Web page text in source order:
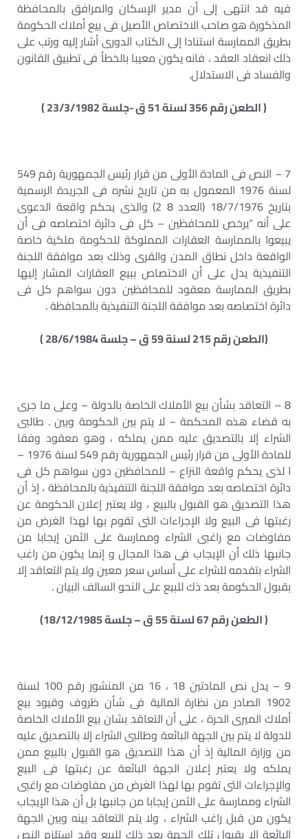
فيه قد انتهى إلى أن مدير الإسكان والمرافق بالمحافظة
المذكورة هو صاحب الاختصاص الأصيل فى بيع أملاك الحكومة
بطريق الممارسة استنادا إلى الكتاب الدورى أشار إليه ورتب على
ذلك انعقاد العقد ، فانه يكون معيبا بالخطأ فى تطبيق القانون
والفساد فى الاستدلال.
( الطعن رقم 356 لسنة 51 ق -جلسة 23/3/1982 )
7 – النص فى المادة الأولى من قرار رئيس الجمهورية رقم 549
لسنة 1976 المعمول به من تاريخ نشره فى الجريدة الرسمية
بتاريخ 18/7/1976 (العدد 8 2) والذى يحكم واقعة الدعوى
على أنه “يرخص للمحافظين – كل فى دائرة اختصاصه فى أن
يبيعوا بالممارسة العقارات المملوكة للحكومة ملكية خاصة
الواقعة داخل نطاق المدن والقرى وذلك بعد موافقة اللجنة
التنفيذية يدل على أن الاختصاص ببيع العقارات المشار إليها
بطريق الممارسة معقود للمحافظين دون سواهم كل فى
دائرة اختصاصه بعد موافقة اللجنة التنفيذية بالمحافظة .
(الطعن رقم 215 لسنة 59 ق – جلسة 28/6/1984 )
8 – التعاقد بشأن بيع الأملاك الخاصة بالدولة – وعلى ما جرى
به قضاء هذه المحكمة – لا يتم بين الحكومة وبين . طالبى
الشراء إلا بالتصديق عليه ممن يملكه ، وهو معقود وفقا
للمادة الأولى من قرار رئيس الجمهورية رقم 549 لسنة 1976 –
ا لذى يحكم واقعة النزاع – للمحافظين دون سواهم كل فى
دائرة اختصاصه بعد موافقة اللجنة التنفيذية بالمحافظة ، إذ أن
هذا التصديق هو القبول بالبيع ، ولا يعتبر إعلان الحكومة عن
رغبتها فى البيع ولا الإجراءات التى تقوم بها لهذا الغرض من
مفاوضات مع راغبى الشراء وممارسة على الثمن إيجابا من
جانبها ذلك أن الإيجاب فى هذا المجال و إنما يكون من راغب
الشراء بتقدمه للشراء على أساس سعر معين ولا يتم التعاقد إلا
بقبول الحكومة بعد ذك للبيع على النحو السالف البيان .
( الطعن رقم 67 لسنة 55 ق – جلسة 18/12/1985)
9 – يدل نص المادتين 18 ، 16 من المنشور رقم 100 لسنة
1902 الصادر من نظارة المالية فى شأن ظروف وقيود بيع
أملاك الميرى الحرة ، على أن التعاقد بشان بيع الأملاك الخاصة
للدولة لا يتم بين الجهة البائعة وطالبى الشراء إلا بالتصديق عليه
من وزارة المالية إذ أن هذا التصديق هو القبول بالبيع ممن
يملكه ولا يعتبر إعلان الجهة البائعة عن رغبتها فى البيع
والإجراءات التى تقوم بها لهذا الغرض من مفاوضات مع راغبى
الشراء وممارسة على الثمن إيجابا من جانبها بل أن هذا الإيجاب
يكون من قبل راغب الشراء ، ولا يتم التعاقد بينه وبين الجهة
البائعة إلا بقبول تلك الجهة بعد ذلك للبيع وقد استلزم النص